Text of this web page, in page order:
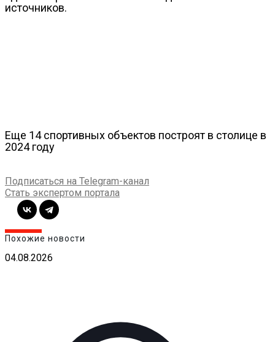
источников.
Еще 14 спортивных объектов построят в столице в
2024 году
Подписаться на Telegram-канал
Стать экспертом портала
Похожие новости
04.08.2026